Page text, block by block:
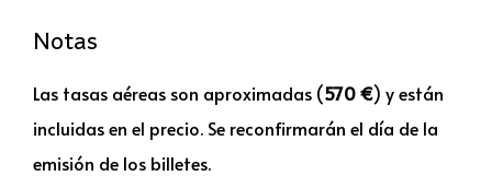
Notas
Las tasas aéreas son aproximadas (570€) y están
incluidas en el precio. Se reconfirmarán el día de la
emisión de los billetes.